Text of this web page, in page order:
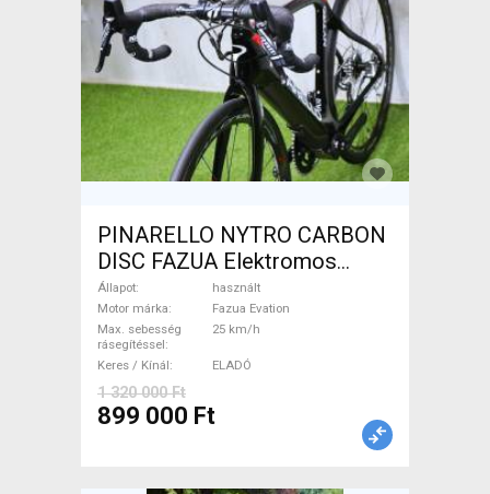
PINARELLO NYTRO CARBON
DISC FAZUA Elektromos
Országúti / Gravel Fazua
Evation használt ELADÓ
Állapot
használt
Motor márka
Fazua Evation
Max. sebesség
rásegítéssel
25 km/h
Keres / Kínál ELADÓ
1 320 000 Ft
899 000 Ft